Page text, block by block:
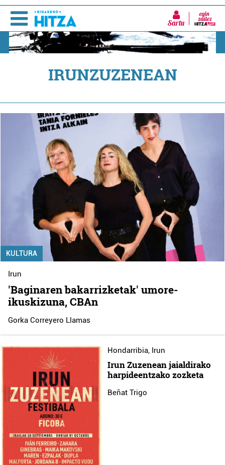
Sartu
IRUNZUZENEAN
KULTURA
Irun
'Baginaren bakarrizketak' umore-
ikuskizuna, CBAn
Gorka Correyero Llamas
Hondarribia, Irun
Irun Zuzenean jaialdirako
harpideentzako zozketa
Beñat Trigo